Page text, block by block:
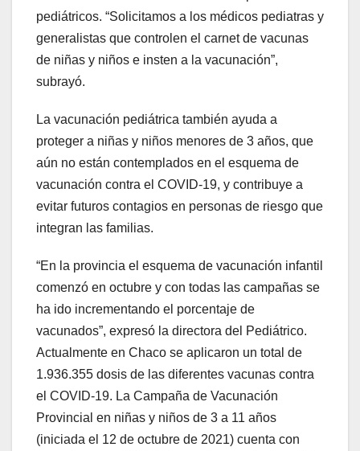
pediátricos. “Solicitamos a los médicos pediatras y
generalistas que controlen el carnet de vacunas
de niñas y niños e insten a la vacunación”,
subrayó.
La vacunación pediátrica también ayuda a
proteger a niñas y niños menores de 3 años, que
aún no están contemplados en el esquema de
vacunación contra el COVID-19, y contribuye a
evitar futuros contagios en personas de riesgo que
integran las familias.
“En la provincia el esquema de vacunación infantil
comenzó en octubre y con todas las campañas se
ha ido incrementando el porcentaje de
vacunados”, expresó la directora del Pediátrico.
Actualmente en Chaco se aplicaron un total de
1.936.355 dosis de las diferentes vacunas contra
el COVID-19. La Campaña de Vacunación
Provincial en niñas y niños de 3 a 11 años
(iniciada el 12 de octubre de 2021) cuenta con